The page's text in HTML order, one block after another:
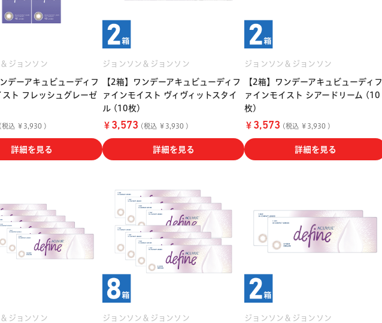
ジョンソン
デーアキュビューディフ
スト フレッシュグレーゼ
(税込 ￥3,930 )
詳細を見る
ジョンソン＆ジョンソン
【2箱】ワンデーアキュビューディフ
ァインモイスト ヴィヴィットスタイ
ル (10枚)
￥ 3,573 (税込 ￥3,930 )
詳細を見る
ジョンソン＆ジョンソン
【2箱】ワンデーアキュビューディフ
ァインモイスト シアードリーム (10
枚)
￥ 3,573 (税込 ￥3,930 )
詳細を見る
ジョンソン ジョンソン＆ジョンソン ジョンソン＆ジョンソン